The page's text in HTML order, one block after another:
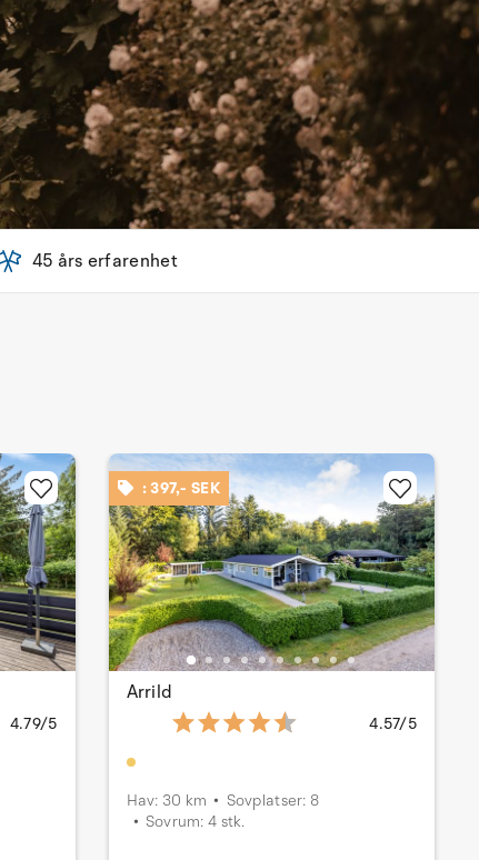
45 års erfarenhet
4.79/5
: 397,- SEK
Arrild
4.57/5
Hav: 30 km
Sovplatser: 8
Sovrum: 4 stk.